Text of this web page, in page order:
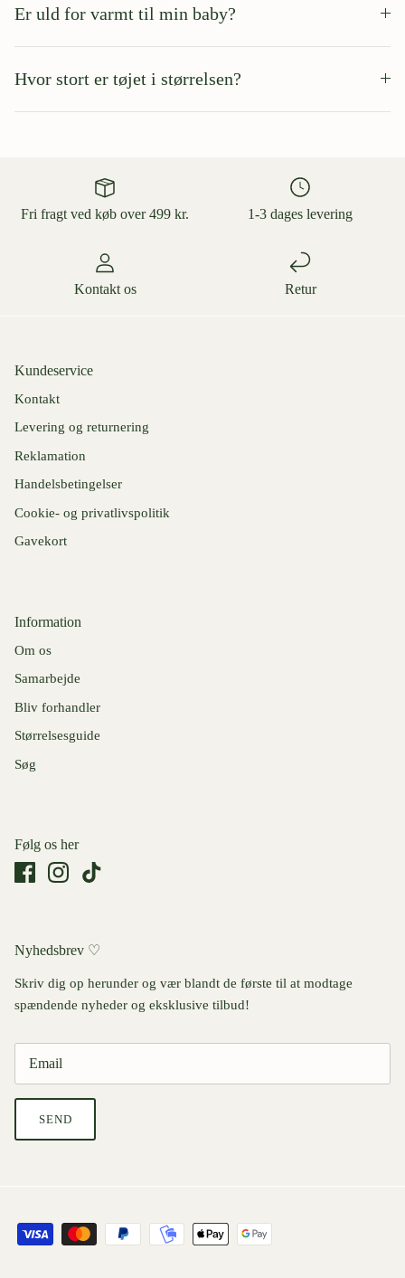
Er uld for varmt til min baby?
Hvor stort er tøjet i størrelsen?
Fri fragt ved køb over 499 kr. 1-3 dages levering
Kontakt os Retur
Kundeservice
Kontakt
Levering og returnering
Reklamation
Handelsbetingelser
Cookie- og privatlivspolitik
Gavekort
Information
Om os
Samarbejde
Bliv forhandler
Størrelsesguide
Søg
Følg os her
Nyhedsbrev ♡
Skriv dig op herunder og vær blandt de første til at modtage
spændende nyheder og eksklusive tilbud!
SEND